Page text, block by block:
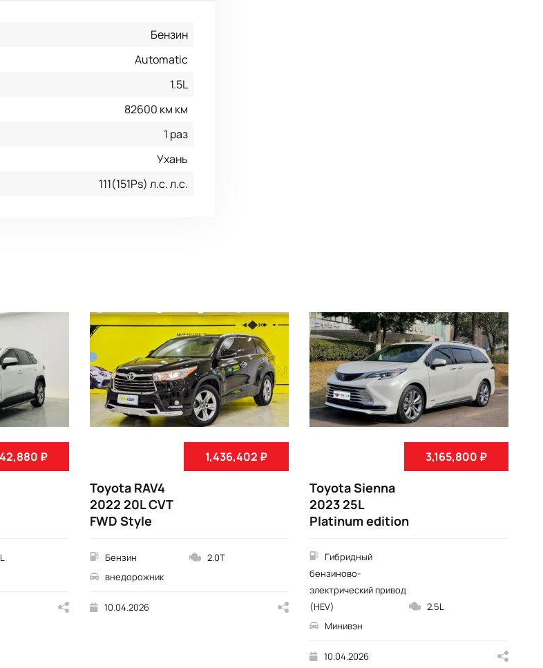
Бензин
Automatic
1.5L
82600 км км
1 раз
Ухань
111(151Ps) л.с. л.с.
₽ 1,436,402 ₽
Toyota RAV4
2022 20L CVT
FWD Style
Бензин
2.0T
внедорожник
10.04.2026
3,165,800 ₽
Toyota Sienna
2023 25L
Platinum edition
Гибридный
бензиново-
электрический привод
(HEV)
2.5L
Минивэн
10.04.2026